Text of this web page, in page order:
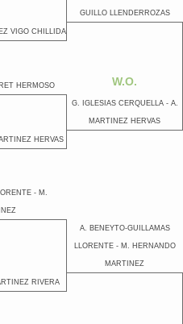
GUILLO LLENDERROZAS
VIGO CHILLIDA
W.O.
HERMOSO
G. IGLESIAS CERQUELLA - A.
MARTINEZ HERVAS
HERVAS
- M.
A. BENEYTO-GUILLAMAS
LLORENTE - M. HERNANDO
MARTINEZ
RIVERA